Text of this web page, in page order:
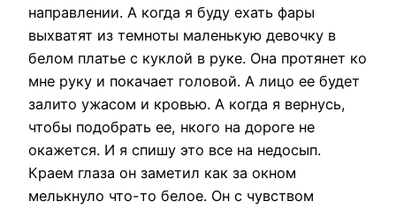
направлении. А когда я буду ехать фары
выхватят из темноты маленькую девочку в
белом платье с куклой в руке. Она протянет ко
мне руку и покачает головой. А лицо ее будет
залито ужасом и кровью. А когда я вернусь,
чтобы подобрать ее, нкого на дороге не
окажется. И я спишу это все на недосып.
Краем глаза он заметил как за окном
мелькнуло что-то белое. Он с чувством